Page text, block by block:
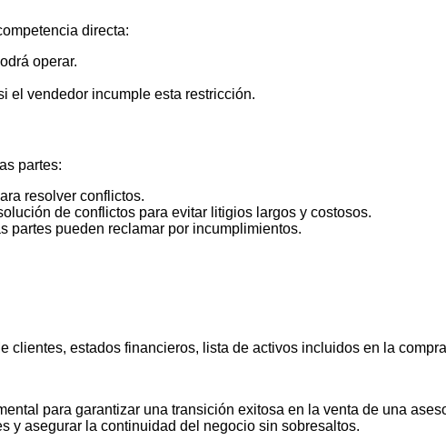
directa:
operar.
el vendedor incumple esta restricción.
partes:
resolver conflictos.
de conflictos para evitar litigios largos y costosos.
partes pueden reclamar por incumplimientos.
clientes, estados financieros, lista de activos incluidos en la
para garantizar una transición exitosa en la venta de una
y asegurar la continuidad del negocio sin sobresaltos.